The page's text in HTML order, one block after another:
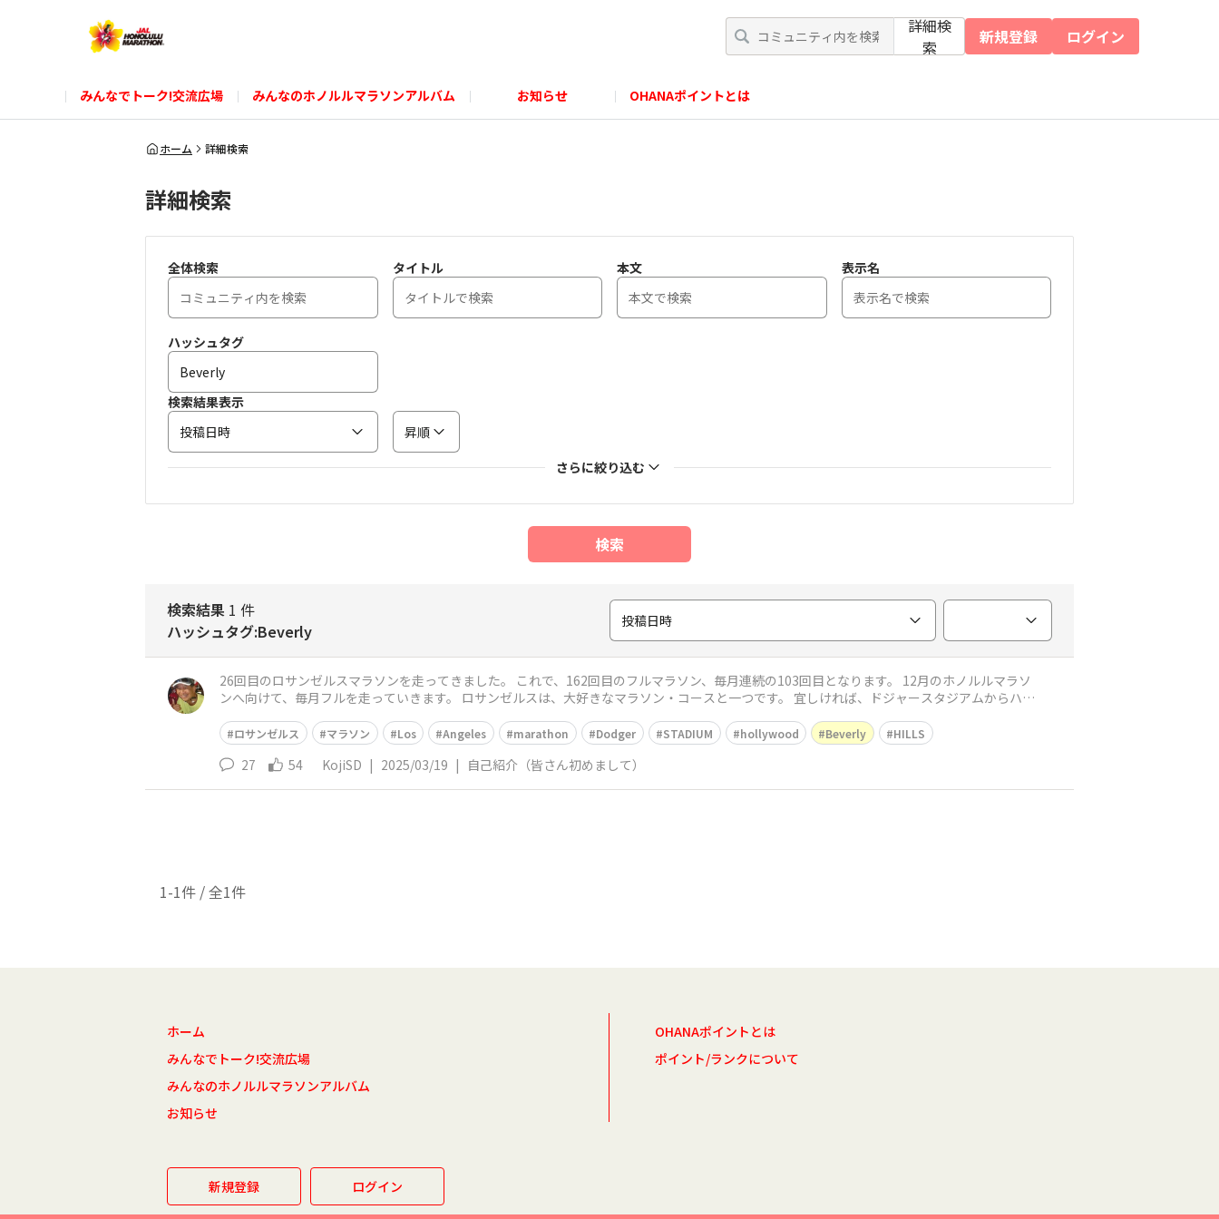
詳細検
索
新規登録 ログイン
みんなでトーク!交流広場 みんなのホノルルマラソンアルバム お知らせ OHANAポイントとは
ホーム 詳細検索
詳細検索
全体検索 タイトル 本文 表示名
ハッシュタグ
検索結果表示
投稿日時
昇順
さらに絞り込む
検索
検索結果 1 件
ハッシュタグ:Beverly
投稿日時
26回目のロサンゼルスマラソンを走ってきました。 これで、162回目のフルマラソン、毎月連続の103回目となります。 12月のホノルルマラソ
ンへ向けて、毎月フルを走っていきます。 ロサンゼルスは、大好きなマラソン・コースと一つです。 宜しければ、ドジャースタジアムからハリ
ロサンゼルス マラソン Los Angeles marathon Dodger STADIUM hollywood Beverly HILLS
27 54 KojiSD | 2025/03/19 | 自己紹介（皆さん初めまして）
1-1件 / 全1件
ホーム
みんなでトーク!交流広場
みんなのホノルルマラソンアルバム
お知らせ
OHANAポイントとは
ポイント/ランクについて
新規登録 ログイン